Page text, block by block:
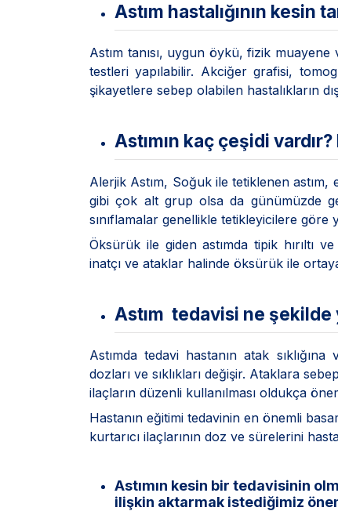
Astım hastalığının kesin
Astım tanısı, uygun öykü, fizik
testleri yapılabilir. Akciğer grafisi,
şikayetlere sebep olabilen hastalıkların
Astımın kaç çeşidi
Alerjik Astım, Soğuk ile tetiklenen
gibi çok alt grup olsa da günümüzde
sınıflamalar genellikle tetikleyicilere göre
Öksürük ile giden astımda tipik hırıltı
inatçı ve ataklar halinde öksürük ile
Astım tedavisi ne şekilde
Astımda tedavi hastanın atak
dozları ve sıklıkları değişir. Ataklara
ilaçların düzenli kullanılması oldukça
Hastanın eğitimi tedavinin en önemli
kurtarıcı ilaçlarının doz ve sürelerini
Astımın kesin bir tedavisinin
ilişkin aktarmak istediğimiz